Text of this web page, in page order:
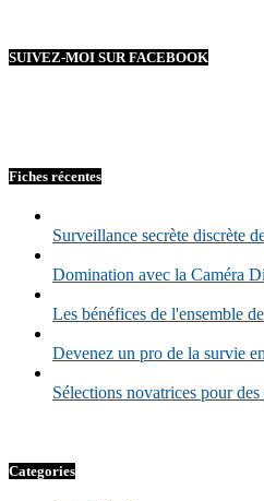
SUIVEZ-MOI SUR FACEBOOK
Fiches récentes
Surveillance secrète discrète
Domination avec la Caméra
Les bénéfices de l'ensemble
Devenez un pro de la survie
Sélections novatrices pour
Categories